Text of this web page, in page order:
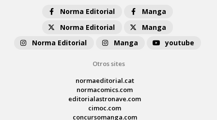
Norma Editorial
Manga
Norma Editorial
Manga
Norma Editorial
Manga youtube
Otros sites
normaeditorial.cat
normacomics.com
editorialastronave.com
cimoc.com
concursomanga.com